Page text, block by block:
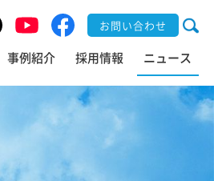
お問い合わせ
事例紹介 採用情報 ニュース